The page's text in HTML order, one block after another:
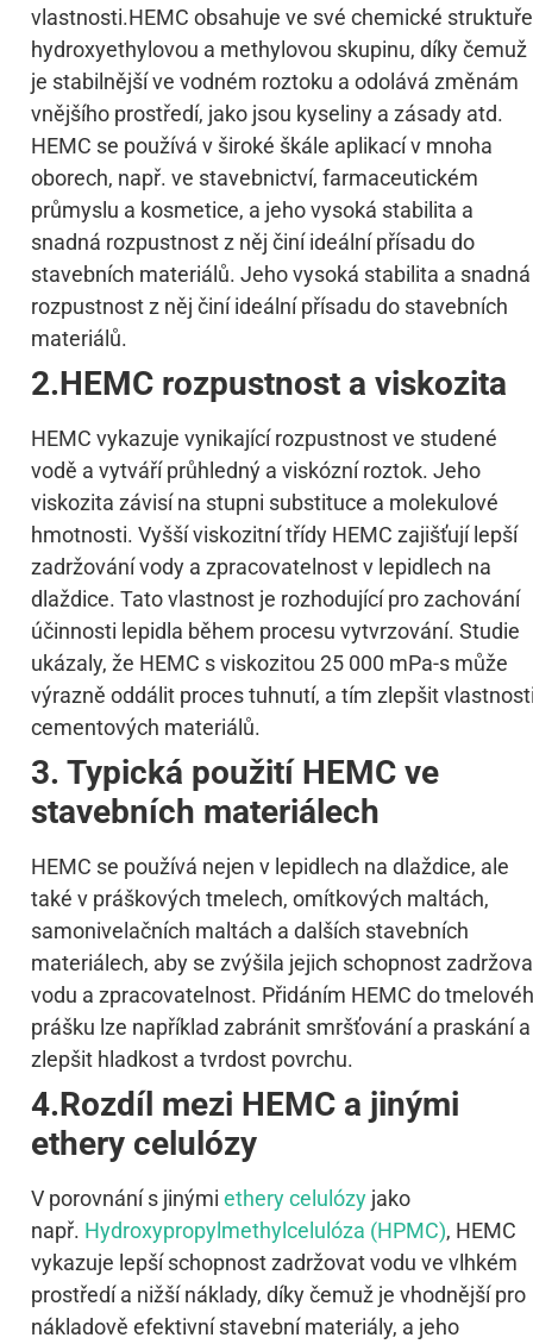
vlastnosti.HEMC obsahuje ve své chemické struktuře
hydroxyethylovou a methylovou skupinu, díky čemuž
je stabilnější ve vodném roztoku a odolává změnám
vnějšího prostředí, jako jsou kyseliny a zásady atd.
HEMC se používá v široké škále aplikací v mnoha
oborech, např. ve stavebnictví, farmaceutickém
průmyslu a kosmetice, a jeho vysoká stabilita a
snadná rozpustnost z něj činí ideální přísadu do
stavebních materiálů. Jeho vysoká stabilita a snadná
rozpustnost z něj činí ideální přísadu do stavebních
materiálů.
2.HEMC rozpustnost a viskozita
HEMC vykazuje vynikající rozpustnost ve studené
vodě a vytváří průhledný a viskózní roztok. Jeho
viskozita závisí na stupni substituce a molekulové
hmotnosti. Vyšší viskozitní třídy HEMC zajišťují lepší
zadržování vody a zpracovatelnost v lepidlech na
dlaždice. Tato vlastnost je rozhodující pro zachování
účinnosti lepidla během procesu vytvrzování. Studie
ukázaly, že HEMC s viskozitou 25 000 mPa-s může
výrazně oddálit proces tuhnutí, a tím zlepšit
cementových materiálů.
3. Typická použití HEMC ve
stavebních materiálech
HEMC se používá nejen v lepidlech na dlaždice, ale
také v práškových tmelech, omítkových maltách,
samonivelačních maltách a dalších stavebních
materiálech, aby se zvýšila jejich schopnost
vodu a zpracovatelnost. Přidáním HEMC do
prášku lze například zabránit smršťování a praskání a
zlepšit hladkost a tvrdost povrchu.
4.Rozdíl mezi HEMC a jinými
ethery celulózy
V porovnání s jinými ethery celulózy jako
např. Hydroxypropylmethylcelulóza (HPMC), HEMC
vykazuje lepší schopnost zadržovat vodu ve vlhkém
prostředí a nižší náklady, díky čemuž je vhodnější pro
nákladově efektivní stavební materiály, a jeho